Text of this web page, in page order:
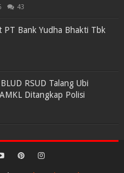
43
Bank Yudha Bhakti Tbk
RSUD Talang Ubi
Ditangkap Polisi